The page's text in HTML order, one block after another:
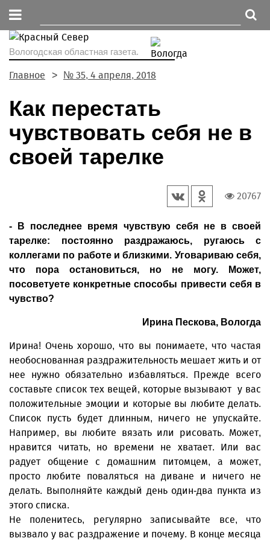
Вологодская областная газета.
Главное № 35, 4 апреля, 2018
Как перестать
чувствовать себя не в
своей тарелке
20767
- В последнее время чувствую себя не в своей
тарелке: постоянно раздражаюсь, ругаюсь с
коллегами по работе и близкими. Уговариваю себя,
что пора остановиться, но не могу. Может,
посоветуете конкретные способы привести себя в
чувство?
Ирина Пескова, Вологда
Ирина! Очень хорошо, что вы понимаете, что частая
необоснованная раздражительность мешает жить и от
нее нужно обязательно избавляться. Прежде всего
составьте список тех вещей, которые вызывают у вас
положительные эмоции и которые вы любите делать.
Список пусть будет длинным, ничего не упускайте.
Например, вы любите вязать или рисовать. Может,
нравится читать, но времени не хватает. Или вас
радует общение с домашним питомцем, а может,
просто любите поваляться на диване и ничего не
делать. Выполняйте каждый день один-два пункта из
этого списка.
Не поленитесь, регулярно записывайте все, что
вызвало у вас раздражение и почему. В конце месяца